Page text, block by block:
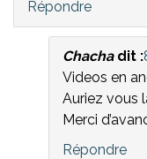
Répondre
Chacha dit :
Videos en
Auriez vous
Merci
Répondre